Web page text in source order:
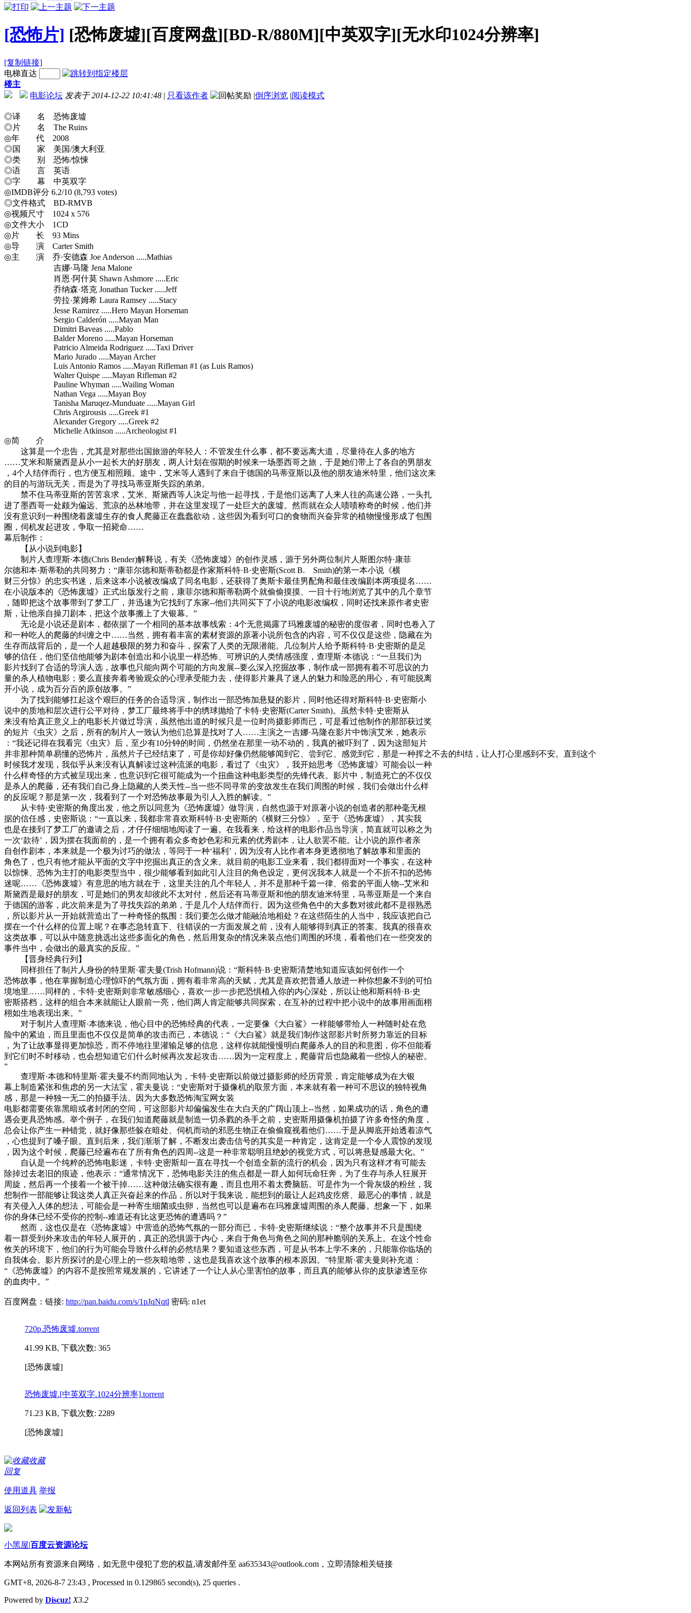
[恐怖片] [恐怖废墟][百度网盘][BD-R/880M][中英双字][无水印1024分辨率]
[复制链接]
电梯直达
楼主
电影论坛 发表于 2014-12-22 10:41:48 | 只看该作者 |倒序浏览 |阅读模式
◎译 名 恐怖废墟
◎片 名 The Ruins
◎年 代 2008
◎国 家 美国/澳大利亚
◎类 别 恐怖/惊悚
◎语 言 英语
◎字 幕 中英双字
◎IMDB评分 6.2/10 (8,793 votes)
◎文件格式 BD-RMVB
◎视频尺寸 1024 x 576
◎文件大小 1CD
◎片 长 93 Mins
◎导 演 Carter Smith
◎主 演 乔·安德森 Joe Anderson .....Mathias
吉娜·马隆 Jena Malone
肖恩·阿什莫 Shawn Ashmore .....Eric
乔纳森·塔克 Jonathan Tucker .....Jeff
劳拉·莱姆希 Laura Ramsey .....Stacy
Jesse Ramirez .....Hero Mayan Horseman
Sergio Calderón .....Mayan Man
Dimitri Baveas .....Pablo
Balder Moreno .....Mayan Horseman
Patricio Almeida Rodriguez .....Taxi Driver
Mario Jurado .....Mayan Archer
Luis Antonio Ramos .....Mayan Rifleman #1 (as Luis Ramos)
Walter Quispe .....Mayan Rifleman #2
Pauline Whyman .....Wailing Woman
Nathan Vega .....Mayan Boy
Tanisha Maruqez-Munduate .....Mayan Girl
Chris Argirousis .....Greek #1
Alexander Gregory .....Greek #2
Michelle Atkinson .....Archeologist #1
◎简 介
这算是一个忠告，尤其是对那些出国旅游的年轻人：不管发生什么事，都不要远离大道，尽量待在人多的地方
……艾米和斯黛西是从小一起长大的好朋友，两人计划在假期的时候来一场墨西哥之旅，于是她们带上了各自的男朋友
，4个人结伴而行，也方便互相照顾。途中，艾米等人遇到了来自于德国的马蒂亚斯以及他的朋友迪米特里，他们这次来
的目的与游玩无关，而是为了寻找马蒂亚斯失踪的弟弟。
禁不住马蒂亚斯的苦苦哀求，艾米、斯黛西等人决定与他一起寻找，于是他们远离了人来人往的高速公路，一头扎
进了墨西哥一处颇为偏远、荒凉的丛林地带，并在这里发现了一处巨大的废墟。然而就在众人啧啧称奇的时候，他们并
没有意识到一种围绕着废墟生存的食人爬藤正在蠢蠢欲动，这些因为看到可口的食物而兴奋异常的植物慢慢形成了包围
圈，伺机发起进攻，争取一招毙命……
幕后制作：
【从小说到电影】
制片人查理斯·本德(Chris Bender)解释说，有关《恐怖废墟》的创作灵感，源于另外两位制片人斯图尔特·康菲
尔德和本·斯蒂勒的共同努力：“康菲尔德和斯蒂勒都是作家斯科特·B·史密斯(Scott B. Smith)的第一本小说《横
财三分惊》的忠实书迷，后来这本小说被改编成了同名电影，还获得了奥斯卡最佳男配角和最佳改编剧本两项提名……
在小说版本的《恐怖废墟》正式出版发行之前，康菲尔德和斯蒂勒两个就偷偷摸摸、一目十行地浏览了其中的几个章节
，随即把这个故事带到了梦工厂，并迅速为它找到了东家--他们共同买下了小说的电影改编权，同时还找来原作者史密
斯，让他亲自操刀剧本，把这个故事搬上了大银幕。”
无论是小说还是剧本，都依据了一个相同的基本故事线索：4个无意揭露了玛雅废墟的秘密的度假者，同时也卷入了
和一种吃人的爬藤的纠缠之中……当然，拥有着丰富的素材资源的原著小说所包含的内容，可不仅仅是这些，隐藏在为
生存而战背后的，是一个人超越极限的努力和奋斗，探索了人类的无限潜能。几位制片人给予斯科特·B·史密斯的是足
够的信任，他们坚信他能够为剧本创造出和小说里一样恐怖、可辨识的人类情感强度，查理斯·本德说：“一旦我们为
影片找到了合适的导演人选，故事也只能向两个可能的方向发展--要么深入挖掘故事，制作成一部拥有着不可思议的力
量的杀人植物电影；要么直接奔着考验观众的心理承受能力去，使得影片兼具了迷人的魅力和险恶的用心，有可能脱离
开小说，成为百分百的原创故事。”
为了找到能够扛起这个艰巨的任务的合适导演，制作出一部恐怖加悬疑的影片，同时他还得对斯科特·B·史密斯小
说中的质地和层次进行公平对待，梦工厂最终将手中的绣球抛给了卡特·史密斯(Carter Smith)。虽然卡特·史密斯从
来没有给真正意义上的电影长片做过导演，虽然他出道的时候只是一位时尚摄影师而已，可是看过他制作的那部获过奖
的短片《虫灾》之后，所有的制片人一致认为他们总算是找对了人……主演之一吉娜·马隆在影片中饰演艾米，她表示
：“我还记得在我看完《虫灾》后，至少有10分钟的时间，仍然坐在那里一动不动的，我真的被吓到了，因为这部短片
并非那种简单易懂的恐怖片，虽然片子已经结束了，可是你却好像仍然能够闻到它、尝到它、感觉到它，那是一种挥之不去的纠结，让人打心里感到不安。直到这个
时候我才发现，我似乎从来没有认真解读过这种流派的电影，看过了《虫灾》，我开始思考《恐怖废墟》可能会以一种
什么样奇怪的方式被呈现出来，也意识到它很可能成为一个扭曲这种电影类型的先锋代表。影片中，制造死亡的不仅仅
是杀人的爬藤，还有我们自己身上隐藏的人类天性--当一些不同寻常的变故发生在我们周围的时候，我们会做出什么样
的反应呢？那是第一次，我看到了一个对恐怖故事最为引人入胜的解读。”
从卡特·史密斯的角度出发，他之所以同意为《恐怖废墟》做导演，自然也源于对原著小说的创造者的那种毫无根
据的信任感，史密斯说：“一直以来，我都非常喜欢斯科特·B·史密斯的《横财三分惊》，至于《恐怖废墟》，其实我
也是在接到了梦工厂的邀请之后，才仔仔细细地阅读了一遍。在我看来，给这样的电影作品当导演，简直就可以称之为
一次‘款待’，因为摆在我面前的，是一个拥有着众多奇妙色彩和元素的优秀剧本，让人欲罢不能。让小说的原作者亲
自创作剧本，本来就是一个极为讨巧的做法，等同于一种‘福利’，因为没有人比作者本身更透彻地了解故事和里面的
角色了，也只有他才能从平面的文字中挖掘出真正的含义来。就目前的电影工业来看，我们都得面对一个事实，在这种
以惊悚、恐怖为主打的电影类型当中，很少能够看到如此引人注目的角色设定，更何况我本人就是一个不折不扣的恐怖
迷呢……《恐怖废墟》有意思的地方就在于，这里关注的几个年轻人，并不是那种千篇一律、俗套的平面人物--艾米和
斯黛西是最好的朋友，可是她们的男友却彼此不太对付，然后还有马蒂亚斯和他的朋友迪米特里，马蒂亚斯是一个来自
于德国的游客，此次前来是为了寻找失踪的弟弟，于是几个人结伴而行。因为这些角色中的大多数对彼此都不是很熟悉
，所以影片从一开始就营造出了一种奇怪的氛围：我们要怎么做才能融洽地相处？在这些陌生的人当中，我应该把自己
摆在一个什么样的位置上呢？在事态急转直下、往错误的一方面发展之前，没有人能够得到真正的答案。我真的很喜欢
这类故事，可以从中随意挑选出这些多面化的角色，然后用复杂的情况来装点他们周围的环境，看着他们在一些突发的
事件当中，会做出的最真实的反应。”
【晋身经典行列】
同样担任了制片人身份的特里斯·霍夫曼(Trish Hofmann)说：“斯科特·B·史密斯清楚地知道应该如何创作一个
恐怖故事，他在掌握制造心理惊吓的气氛方面，拥有着非常高的天赋，尤其是喜欢把普通人放进一种你想象不到的可怕
境地里……同样的，卡特·史密斯则非常敏感细心，喜欢一步一步把恐惧植入你的内心深处，所以让他和斯科特·B·史
密斯搭档，这样的组合本来就能让人眼前一亮，他们两人肯定能够共同探索，在互补的过程中把小说中的故事用画面栩
栩如生地表现出来。”
对于制片人查理斯·本德来说，他心目中的恐怖经典的代表，一定要像《大白鲨》一样能够带给人一种随时处在危
险中的紧迫，而且里面也不仅仅是简单的攻击而已，本德说：“《大白鲨》就是我们制作这部影片时所努力靠近的目标
，为了让故事显得更加惊恐，而不停地往里灌输足够的信息，这样你就能慢慢明白爬藤杀人的目的和意图，你不但能看
到它们时不时移动，也会想知道它们什么时候再次发起攻击……因为一定程度上，爬藤背后也隐藏着一些惊人的秘密。
”
查理斯·本德和特里斯·霍夫曼不约而同地认为，卡特·史密斯以前做过摄影师的经历背景，肯定能够成为在大银
幕上制造紧张和焦虑的另一大法宝，霍夫曼说：“史密斯对于摄像机的取景方面，本来就有着一种可不思议的独特视角
感，那是一种独一无二的拍摄手法。因为大多数恐怖淘宝网女装
电影都需要依靠黑暗或者封闭的空间，可这部影片却偏偏发生在大白天的广阔山顶上--当然，如果成功的话，角色的遭
遇会更具恐怖感。举个例子，在我们知道爬藤就是制造一切杀戮的杀手之前，史密斯用摄像机拍摄了许多奇怪的角度，
总会让你产生一种错觉，就好像那些躲在暗处、伺机而动的邪恶生物正在偷偷窥视着他们……于是从脚底开始透着凉气
，心也提到了嗓子眼。直到后来，我们渐渐了解，不断发出袭击信号的其实是一种肯定，这肯定是一个令人震惊的发现
，因为这个时候，爬藤已经遍布在了所有角色的四周--这是一种非常聪明且绝妙的视觉方式，可以将悬疑感最大化。”
自认是一个纯粹的恐怖电影迷，卡特·史密斯却一直在寻找一个创造全新的流行的机会，因为只有这样才有可能去
除掉过去老旧的痕迹，他表示：“通常情况下，恐怖电影关注的焦点都是一群人如何玩命狂奔，为了生存与杀人狂展开
周旋，然后再一个接着一个被干掉……这种做法确实很有趣，而且也用不着太费脑筋。可是作为一个骨灰级的粉丝，我
想制作一部能够让我这类人真正兴奋起来的作品，所以对于我来说，能想到的最让人起鸡皮疙瘩、最恶心的事情，就是
有关侵入人体的想法，可能会是一种寄生细菌或虫卵，当然也可以是遍布在玛雅废墟周围的杀人爬藤。想象一下，如果
你的身体已经不受你的控制--难道还有比这更恐怖的遭遇吗？”
然而，这也仅是在《恐怖废墟》中营造的恐怖气氛的一部分而已，卡特·史密斯继续说：“整个故事并不只是围绕
着一群受到外来攻击的年轻人展开的，真正的恐惧源于内心，来自于角色与角色之间的那种脆弱的关系上。在这个性命
攸关的环境下，他们的行为可能会导致什么样的必然结果？要知道这些东西，可是从书本上学不来的，只能靠你临场的
自我体会。影片所探讨的是心理上的一些灰暗地带，这也是我喜欢这个故事的根本原因。”特里斯·霍夫曼则补充道：
“《恐怖废墟》的内容不是按照常规发展的，它讲述了一个让人从心里害怕的故事，而且真的能够从你的皮肤渗透至你
的血肉中。”
百度网盘：链接: http://pan.baidu.com/s/1pJqNqtl 密码: n1et
720p.恐怖废墟.torrent
41.99 KB, 下载次数: 365
[恐怖废墟]
恐怖废墟.[中英双字.1024分辨率].torrent
71.23 KB, 下载次数: 2289
[恐怖废墟]
收藏
回复
使用道具 举报
返回列表
小黑屋|百度云资源论坛
本网站所有资源来自网络，如无意中侵犯了您的权益,请发邮件至 aa635343@outlook.com ，立即清除相关链接
GMT+8, 2026-8-7 23:43 , Processed in 0.129865 second(s), 25 queries .
Powered by Discuz! X3.2